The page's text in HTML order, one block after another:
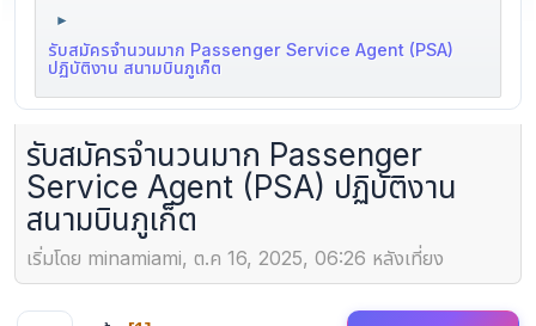
►
รับสมัครจำนวนมาก Passenger Service Agent (PSA)
ปฏิบัติงาน สนามบินภูเก็ต
รับสมัครจำนวนมาก Passenger
Service Agent (PSA) ปฏิบัติงาน
สนามบินภูเก็ต
เริ่มโดย minamiami, ต.ค 16, 2025, 06:26 หลังเที่ยง